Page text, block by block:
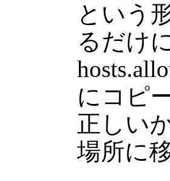
という
るだけ
にコピ
正しい
場所に